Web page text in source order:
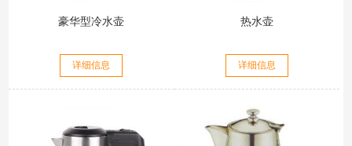
豪华型冷水壶
详细信息
热水壶
详细信息